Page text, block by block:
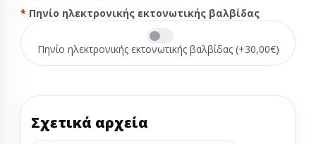
Πηνίο ηλεκτρονικής εκτονωτικής βαλβίδας
Πηνίο ηλεκτρονικής εκτονωτικής βαλβίδας (+30,00€)
Σχετικά αρχεία